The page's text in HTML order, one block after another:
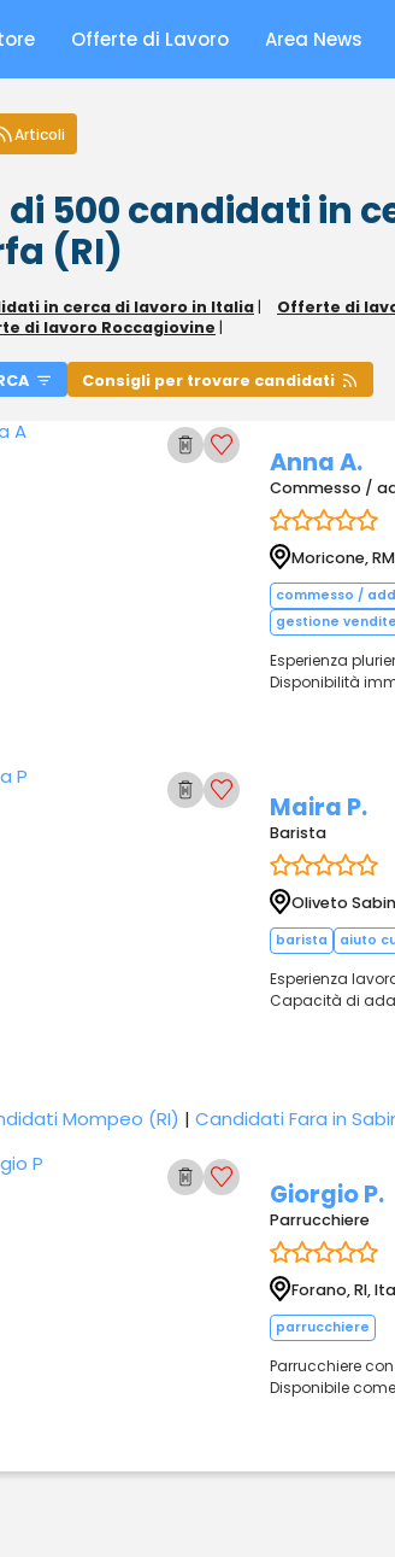
Offerte di Lavoro Area News
Articoli
di 500candidati in
(RI)
in cerca di lavoro in Italia | Offerte di
di lavoro Roccagiovine |
Consigli per trovare candidati
Anna A.
Commesso /
Moricone,
commesso /
gestione vendite
Esperienza
Disponibilità
Maira P.
Barista
Oliveto
barista aiuto
Esperienza
Capacità di
Mompeo (RI) | Candidati Fara in
Giorgio P.
Parrucchiere
Forano, RI,
parrucchiere
Parrucchiere
Disponibile